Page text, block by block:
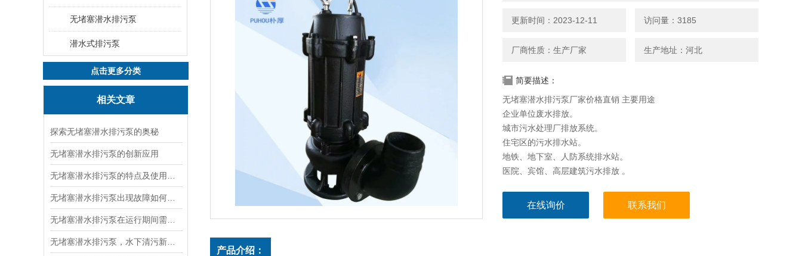
无堵塞潜水排污泵
潜水式排污泵
点击更多分类
相关文章
探索无堵塞潜水排污泵的奥秘
无堵塞潜水排污泵的创新应用
更新时间：2023-12-11 访问量：3185
厂商性质：生产厂家 生产地址：河北
简要描述：
无堵塞潜水排污泵厂家价格直销 主要用途
企业单位废水排放。
城市污水处理厂排放系统。
住宅区的污水排水站。
地铁、地下室、人防系统排水站。
医院、宾馆、高层建筑污水排放 。
养殖场污水排放及农村农田灌溉。
在线询价 联系我们
产品介绍：